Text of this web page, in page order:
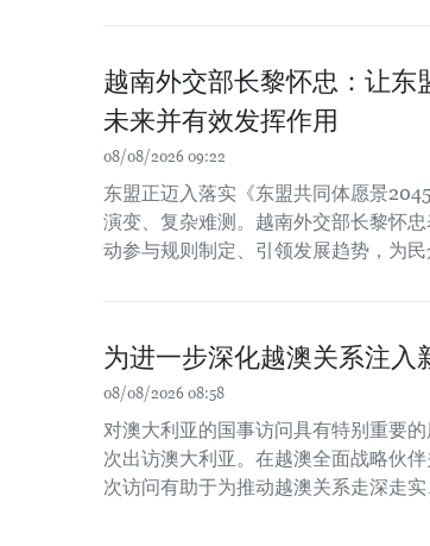
越南外交部长黎怀忠：让东
未来并有效发挥作用
08/08/2026 09:22
东盟正迈入落实《东盟共同体愿景
演变、复杂难测。越南外交部长黎怀
动参与规则制定、引领发展趋势，为民
为进一步深化越澳关系注入
08/08/2026 08:58
对澳大利亚的国事访问具有特别重要
次出访澳大利亚。在越澳全面战略伙
次访问有助于为推动越澳关系走深走实